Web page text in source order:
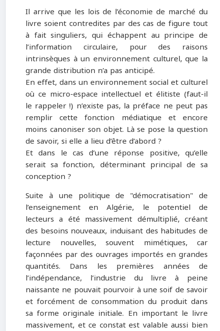
Il arrive que les lois de l’économie de marché du
livre soient contredites par des cas de figure tout
à fait singuliers, qui échappent au principe de
l’information circulaire, pour des raisons
intrinsèques à un environnement culturel, que la
grande distribution n’a pas anticipé.
En effet, dans un environnement social et culturel
où ce micro-espace intellectuel et élitiste (faut-il
le rappeler !) n’existe pas, la préface ne peut pas
remplir cette fonction médiatique et encore
moins canoniser son objet. Là se pose la question
de savoir, si elle a lieu d’être d’abord ?
Et dans le cas d’une réponse positive, qu’elle
serait sa fonction, déterminant principal de sa
conception ?
Suite à une politique de "démocratisation" de
l’enseignement en Algérie, le potentiel de
lecteurs a été massivement démultiplié, créant
des besoins nouveaux, induisant des habitudes de
lecture nouvelles, souvent mimétiques, car
façonnées par des ouvrages importés en grandes
quantités. Dans les premières années de
l’indépendance, l’industrie du livre à peine
naissante ne pouvait pourvoir à une soif de savoir
et forcément de consommation du produit dans
sa forme originale initiale. En important le livre
massivement, et ce constat est valable aussi bien